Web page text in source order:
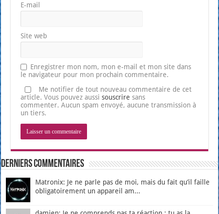
E-mail
Site web
Enregistrer mon nom, mon e-mail et mon site dans
le navigateur pour mon prochain commentaire.
Me notifier de tout nouveau commentaire de cet
article. Vous pouvez aussisouscrire sans
commenter. Aucun spam envoyé, aucune transmission à
un tiers.
Derniers Commentaires
Matronix: Je ne parle pas de moi, mais du fait qu’il faille
obligatoirement un appareil am...